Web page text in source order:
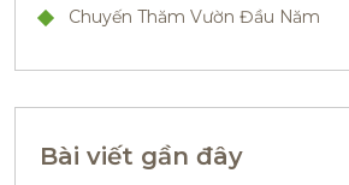
Chuyến Thăm Vườn Đầu Năm
Bài viết gần đây